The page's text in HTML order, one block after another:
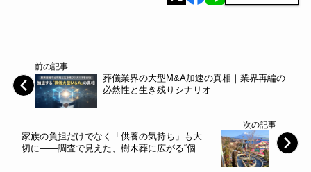
前の記事
葬儀業界の大型M&A加速の真相｜業界再編の
必然性と生き残りシナリオ
次の記事
家族の負担だけでなく「供養の気持ち」も大
切に――調査で見えた、樹木葬に広がる“個別